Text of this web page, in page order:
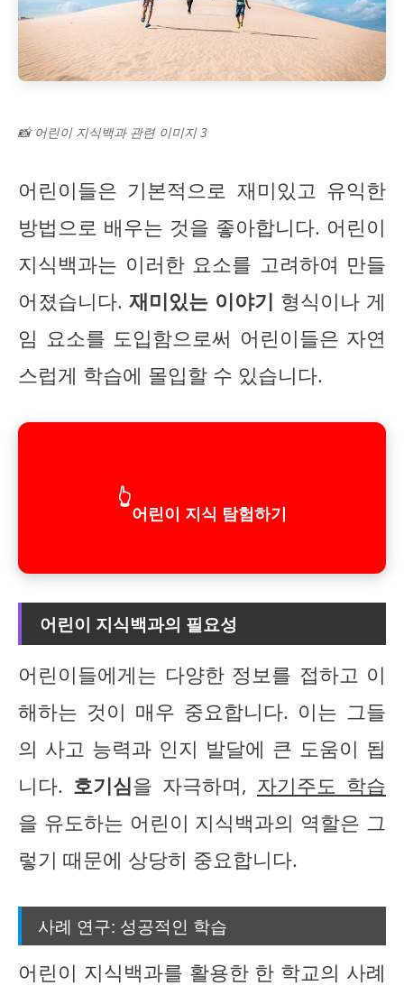
📸 어린이 지식백과 관련 이미지 3
어린이들은 기본적으로 재미있고 유익한
방법으로 배우는 것을 좋아합니다. 어린이
지식백과는 이러한 요소를 고려하여 만들
어졌습니다. 재미있는 이야기 형식이나 게
임 요소를 도입함으로써 어린이들은 자연
스럽게 학습에 몰입할 수 있습니다.
👆
어린이 지식 탐험하기
어린이 지식백과의 필요성
어린이들에게는 다양한 정보를 접하고 이
해하는 것이 매우 중요합니다. 이는 그들
의 사고 능력과 인지 발달에 큰 도움이 됩
니다. 호기심을 자극하며, 자기주도 학습
을 유도하는 어린이 지식백과의 역할은 그
렇기 때문에 상당히 중요합니다.
사례 연구: 성공적인 학습
어린이 지식백과를 활용한 한 학교의 사례